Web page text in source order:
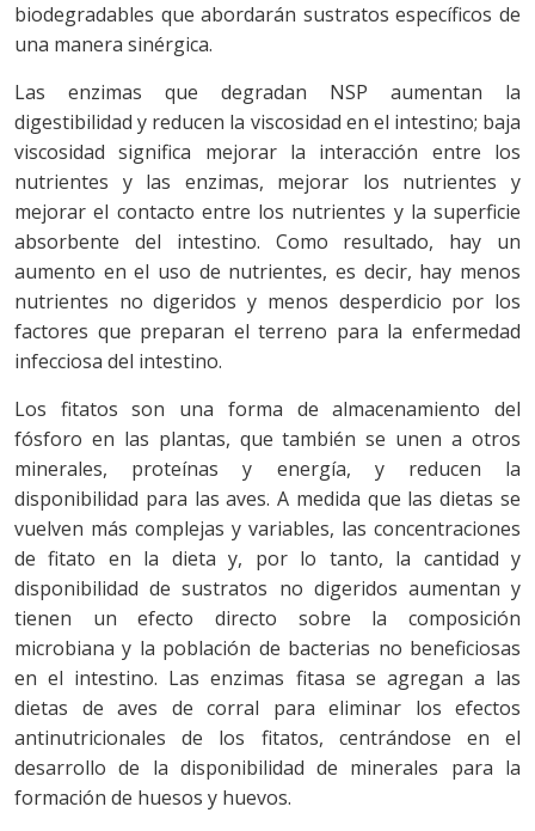
biodegradables que abordarán sustratos específicos de
una manera sinérgica.
Las enzimas que degradan NSP aumentan la
digestibilidad y reducen la viscosidad en el intestino; baja
viscosidad significa mejorar la interacción entre los
nutrientes y las enzimas, mejorar los nutrientes y
mejorar el contacto entre los nutrientes y la superficie
absorbente del intestino. Como resultado, hay un
aumento en el uso de nutrientes, es decir, hay menos
nutrientes no digeridos y menos desperdicio por los
factores que preparan el terreno para la enfermedad
infecciosa del intestino.
Los fitatos son una forma de almacenamiento del
fósforo en las plantas, que también se unen a otros
minerales, proteínas y energía, y reducen la
disponibilidad para las aves. A medida que las dietas se
vuelven más complejas y variables, las concentraciones
de fitato en la dieta y, por lo tanto, la cantidad y
disponibilidad de sustratos no digeridos aumentan y
tienen un efecto directo sobre la composición
microbiana y la población de bacterias no beneficiosas
en el intestino. Las enzimas fitasa se agregan a las
dietas de aves de corral para eliminar los efectos
antinutricionales de los fitatos, centrándose en el
desarrollo de la disponibilidad de minerales para la
formación de huesos y huevos.